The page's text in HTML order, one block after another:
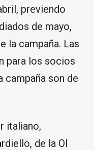
previendo
de mayo,
la campaña. Las
para los socios
campaña son de
italiano,
de la OI